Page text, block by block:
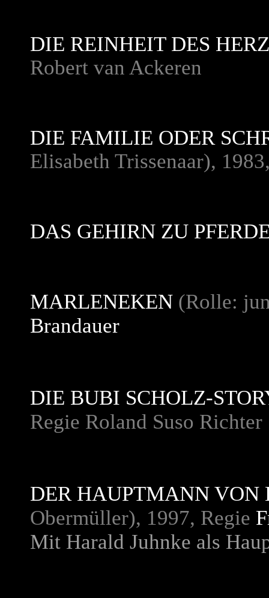
DIE REINHEIT DES
Robert van Ackeren
DIE FAMILIE ODER
Elisabeth Trissenaar),
DAS GEHIRN ZU
MARLENEKEN (Rolle:
Brandauer
DIE BUBI SCHOLZ-
Regie Roland Suso Richter
DER HAUPTMANN VON
Obermüller), 1997, Regie
Mit Harald Juhnke als